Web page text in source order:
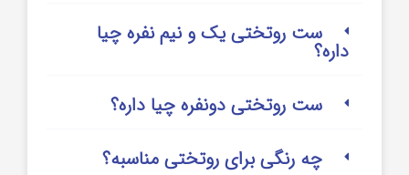
ست روتختی یک و نیم نفره چیا
داره؟
ست روتختی دونفره چیا داره؟
چه رنگی برای روتختی مناسبه؟